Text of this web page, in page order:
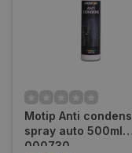
Motip Anti condens
spray auto 500ml
000730